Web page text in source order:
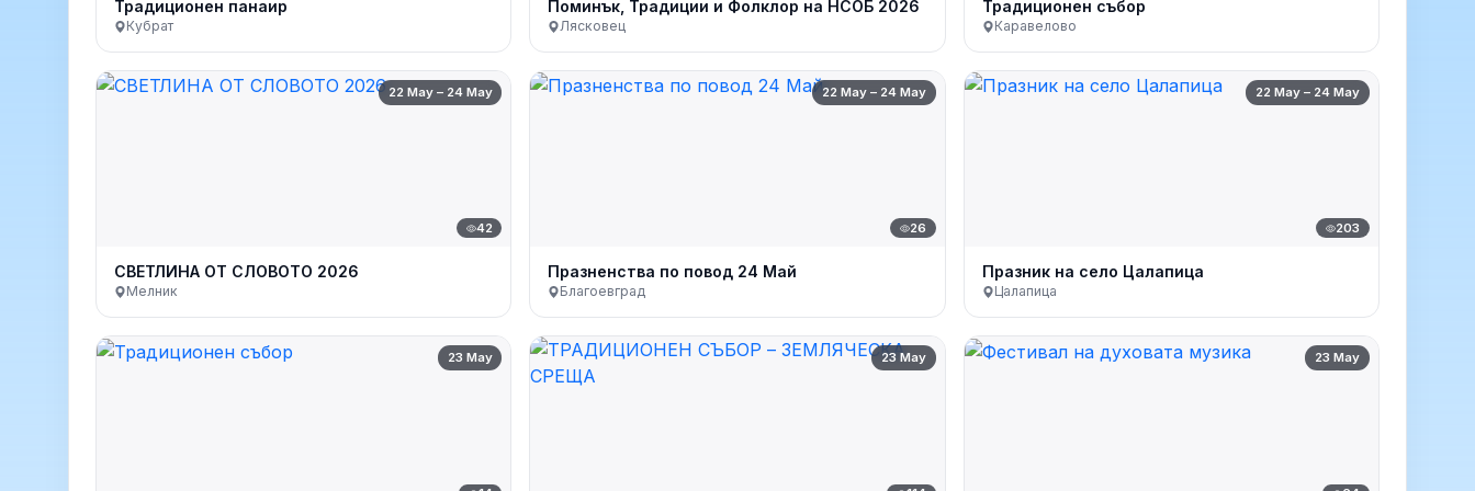
Традиционен панаир
Кубрат
Поминък, Традиции и Фолклор на НСОБ 2026
Лясковец
Традиционен събор
Каравелово
22 May – 24 May
42
СВЕТЛИНА ОТ СЛОВОТО 2026
Мелник
22 May – 24 May
26
Празненства по повод 24 Май
Благоевград
22 May – 24 May
203
Празник на село Цалапица
Цалапица
23 May 23 May 23 May